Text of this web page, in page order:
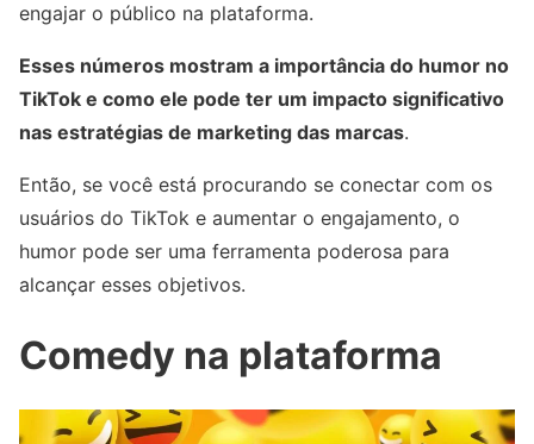
engajar o público na plataforma.
Esses números mostram a importância do humor no
TikTok e como ele pode ter um impacto significativo
nas estratégias de marketing das marcas.
Então, se você está procurando se conectar com os
usuários do TikTok e aumentar o engajamento, o
humor pode ser uma ferramenta poderosa para
alcançar esses objetivos.
Comedy na plataforma